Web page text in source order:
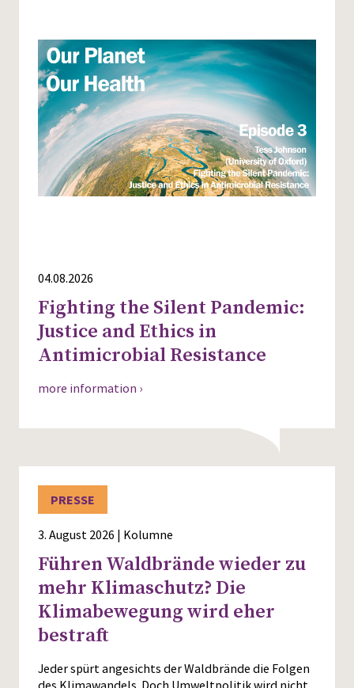
04.08.2026
Fighting the Silent Pandemic:
Justice and Ethics in
Antimicrobial Resistance
more information ›
PRESSE
3. August 2026 | Kolumne
Führen Waldbrände wieder zu
mehr Klimaschutz? Die
Klimabewegung wird eher
bestraft
Jeder spürt angesichts der Waldbrände die Folgen
des Klimawandels. Doch Umweltpolitik wird nicht